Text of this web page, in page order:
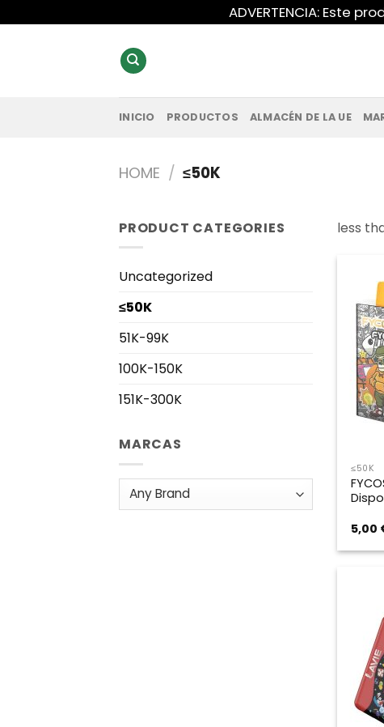
al
ADVERTENCIA: Este
INICIO PRODUCTOS ALMACÉN DE LA UE
HOME / ≤50K
PRODUCT CATEGORIES
Uncategorized
≤50K
51K-99K
100K-150K
151K-300K
MARCAS
less
≤50K
5,00